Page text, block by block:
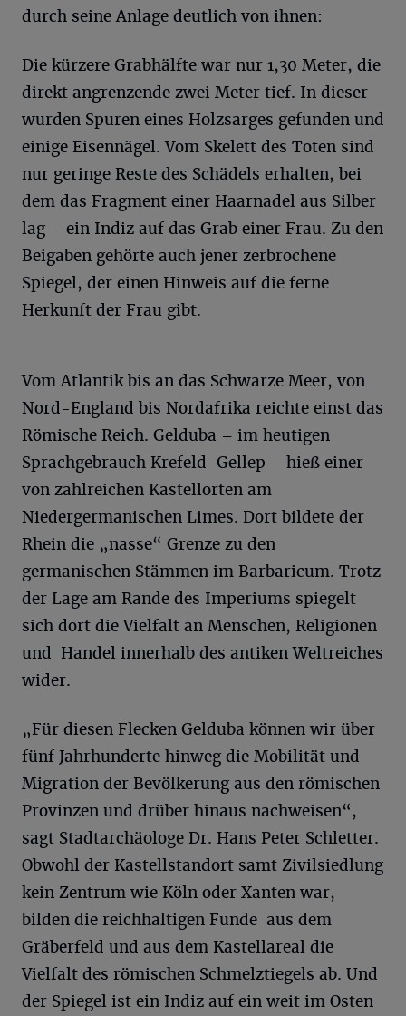
durch seine Anlage deutlich von ihnen:
Die kürzere Grabhälfte war nur 1,30 Meter, die
direkt angrenzende zwei Meter tief. In dieser
wurden Spuren eines Holzsarges gefunden und
einige Eisennägel. Vom Skelett des Toten sind
nur geringe Reste des Schädels erhalten, bei
dem das Fragment einer Haarnadel aus Silber
lag – ein Indiz auf das Grab einer Frau. Zu den
Beigaben gehörte auch jener zerbrochene
Spiegel, der einen Hinweis auf die ferne
Herkunft der Frau gibt.
Vom Atlantik bis an das Schwarze Meer, von
Nord-England bis Nordafrika reichte einst das
Römische Reich. Gelduba – im heutigen
Sprachgebrauch Krefeld-Gellep – hieß einer
von zahlreichen Kastellorten am
Niedergermanischen Limes. Dort bildete der
Rhein die „nasse“ Grenze zu den
germanischen Stämmen im Barbaricum. Trotz
der Lage am Rande des Imperiums spiegelt
sich dort die Vielfalt an Menschen, Religionen
und Handel innerhalb des antiken Weltreiches
wider.
„Für diesen Flecken Gelduba können wir über
fünf Jahrhunderte hinweg die Mobilität und
Migration der Bevölkerung aus den römischen
Provinzen und drüber hinaus nachweisen“,
sagt Stadtarchäologe Dr. Hans Peter Schletter.
Obwohl der Kastellstandort samt Zivilsiedlung
kein Zentrum wie Köln oder Xanten war,
bilden die reichhaltigen Funde aus dem
Gräberfeld und aus dem Kastellareal die
Vielfalt des römischen Schmelztiegels ab. Und
der Spiegel ist ein Indiz auf ein weit im Osten